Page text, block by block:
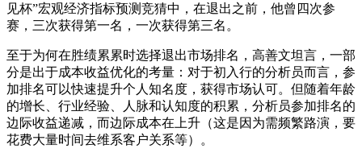
见杯”宏观经济指标预测竞猜中，在退出之前，他曾四次参
赛，三次获得第一名，一次获得第三名。
至于为何在胜绩累累时选择退出市场排名，高善文坦言，一部
分是出于成本收益优化的考量：对于初入行的分析员而言，参
加排名可以快速提升个人知名度，获得市场认可。但随着年龄
的增长、行业经验、人脉和认知度的积累，分析员参加排名的
边际收益递减，而边际成本在上升（这是因为需频繁路演，要
花费大量时间去维系客户关系等）。